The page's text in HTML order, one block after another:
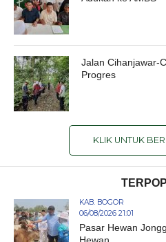
Jalan Cihanjawar-
Progres
KLIK UNTUK
KAB. BOGOR
06/08/2026 21:01
Pasar Hewan
Hewan